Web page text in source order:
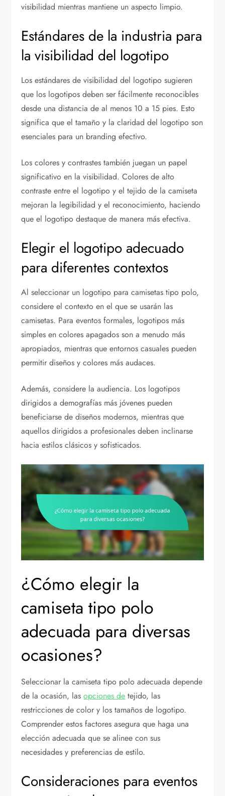
visibilidad mientras mantiene un aspecto limpio.
Estándares de la industria para
la visibilidad del logotipo
Los estándares de visibilidad del logotipo sugieren
que los logotipos deben ser fácilmente reconocibles
desde una distancia de al menos 10 a 15 pies. Esto
significa que el tamaño y la claridad del logotipo son
esenciales para un branding efectivo.
Los colores y contrastes también juegan un papel
significativo en la visibilidad. Colores de alto
contraste entre el logotipo y el tejido de la camiseta
mejoran la legibilidad y el reconocimiento, haciendo
que el logotipo destaque de manera más efectiva.
Elegir el logotipo adecuado
para diferentes contextos
Al seleccionar un logotipo para camisetas tipo polo,
considere el contexto en el que se usarán las
camisetas. Para eventos formales, logotipos más
simples en colores apagados son a menudo más
apropiados, mientras que entornos casuales pueden
permitir diseños y colores más audaces.
Además, considere la audiencia. Los logotipos
dirigidos a demografías más jóvenes pueden
beneficiarse de diseños modernos, mientras que
aquellos dirigidos a profesionales deben inclinarse
hacia estilos clásicos y sofisticados.
¿Cómo elegir la
camiseta tipo polo
adecuada para diversas
ocasiones?
Seleccionar la camiseta tipo polo adecuada depende
de la ocasión, lasopciones de tejido, las
restricciones de color y los tamaños de logotipo.
Comprender estos factores asegura que haga una
elección adecuada que se alinee con sus
necesidades y preferencias de estilo.
Consideraciones para eventos